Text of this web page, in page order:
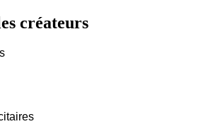
créateurs